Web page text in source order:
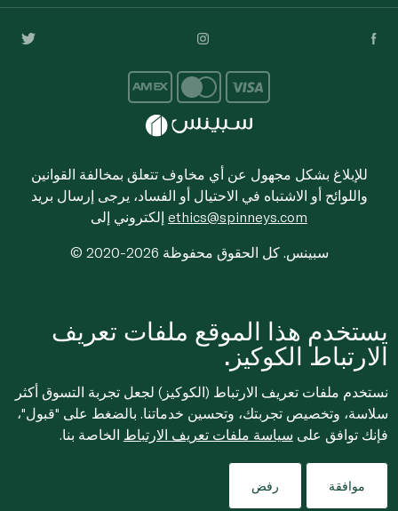
للإبلاغ بشكل مجهول عن أي مخاوف تتعلق بمخالفة القوانين
واللوائح أو الاشتباه في الاحتيال أو الفساد، يرجى إرسال بريد
ethics@spinneys.com
© 2020-2026 سبينس. كل الحقوق محفوظة
يستخدم هذا الموقع ملفات تعريف
الارتباط الكوكيز.
نستخدم ملفات تعريف الارتباط (الكوكيز) لجعل تجربة التسوق أكثر
سلاسة، وتخصيص تجربتك، وتحسين خدماتنا. بالضغط على "قبول"،
فإنك توافق على سياسة ملفات تعريف الارتباط الخاصة بنا.
موافقة رفض